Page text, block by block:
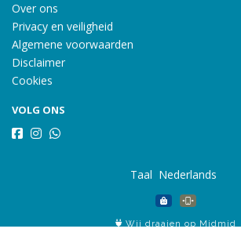
Over ons
Privacy en veiligheid
Algemene voorwaarden
Disclaimer
Cookies
VOLG ONS
Taal
Wij draaien op Midmid